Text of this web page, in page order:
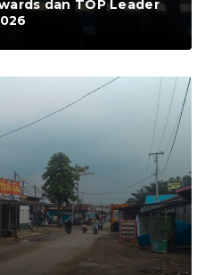
dan TOP Leader